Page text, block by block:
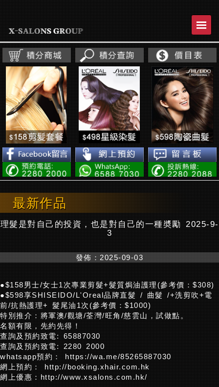
Toggle
最新作品
理髮是對自己的投資，也是對自己的一種奬勵 2025-9-
3
發佈：2025-09-03
●$158男士/女士1次專業剪髮+髮質焗油護理(參考價：$308)
●$598享SHISEIDO/L'Oreal品牌直髮 / 曲髮 /+洗剪吹+電
前/抗熱護理+ 髮尾油1次(參考價：$1000)
特別推介：將軍澳/觀塘/荃灣/旺角/慈雲山，試做點。
名額有限，先約先得！
查詢及預約致電: 65887030
查詢及預約致電: 2280 2000
whatsapp預約：https://wa.me/85265887030
網上預約：http://booking.xhair.com.hk
網上優惠：http://www.xsalons.com.hk/